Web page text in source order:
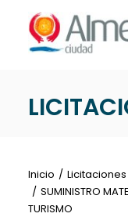
Nota:
este
accesibilidad.
EVENTOS
Inicio
Licitaciones
SUMINISTRO
TURISMO